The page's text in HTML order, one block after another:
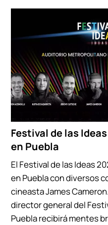
Festival de las
en Puebla
El Festival de las Ideas
en Puebla con diversos
cineasta James
director general del
Puebla recibirá mentes